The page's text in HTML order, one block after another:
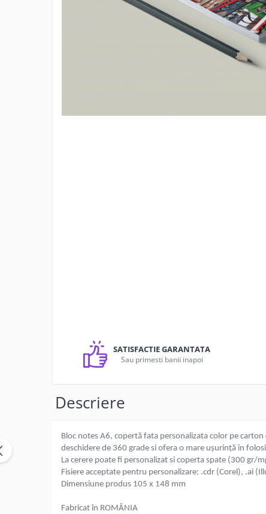
Accesorii Haine de lucru
Lanyarduri si Ecusoane
Sacose, Rucsaci, Umbrele
Sacose bumbac
Sacose hartie
Sacose material reciclat
SATISFACTIE GARANTATA
Sau primesti banii inapoi
Descriere
Bloc notes A6, copertă fata personalizata color pe
deschidere de 360 grade si ofera o mare uşurinţă în
La cerere poate fi personalizat si coperta spate (300 gr/
Fisiere acceptate pentru personalizare: .cdr (Corel), .ai
Dimensiune produs 105 x 148 mm
Fabricat în ROMÂNIA